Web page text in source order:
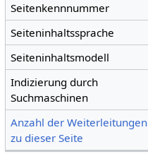
Seitenkennnummer
Seiteninhaltssprache
Seiteninhaltsmodell
Indizierung durch
Suchmaschinen
Anzahl der Weiterleitungen
zu dieser Seite